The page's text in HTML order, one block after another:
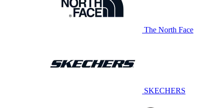
The North Face
SKECHERS